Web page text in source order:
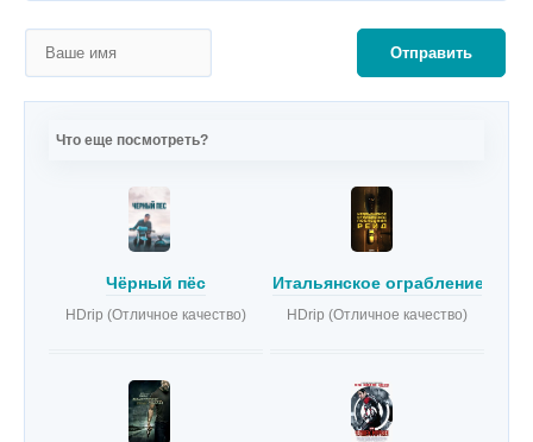
Отправить
Что еще посмотреть?
Чёрный пёс
HDrip (Отличное качество)
Итальянское ограбление:
HDrip (Отличное качество)